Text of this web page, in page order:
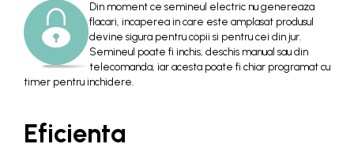
Din moment ce semineul electric nu genereaza
flacari, incaperea in care este amplasat produsul
devine sigura pentru copii si pentru cei din jur.
Semineul poate fi inchis, deschis manual sau din
telecomanda, iar acesta poate fi chiar programat cu
timer pentru inchidere.
Eficienta